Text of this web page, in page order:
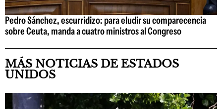
Pedro Sánchez, escurridizo: para eludir su comparecencia
sobre Ceuta, manda a cuatro ministros al Congreso
MÁS NOTICIAS DE ESTADOS
UNIDOS